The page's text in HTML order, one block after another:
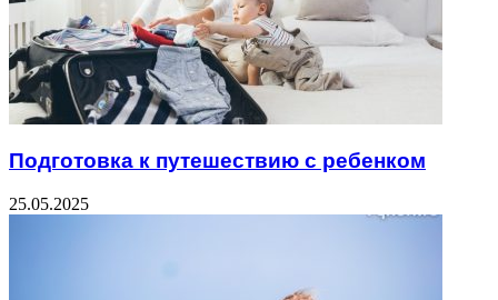
Подготовка к путешествию с ребенком
25.05.2025